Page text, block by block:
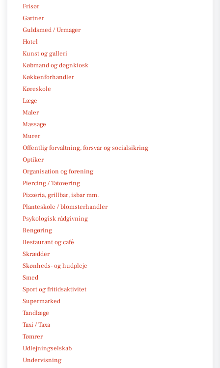
Frisør
Gartner
Guldsmed / Urmager
Hotel
Kunst og galleri
Købmand og døgnkiosk
Køkkenforhandler
Køreskole
Læge
Maler
Massage
Murer
Offentlig forvaltning, forsvar og socialsikring
Optiker
Organisation og forening
Piercing / Tatovering
Pizzeria, grillbar, isbar mm.
Planteskole / blomsterhandler
Psykologisk rådgivning
Rengøring
Restaurant og café
Skrædder
Skønheds- og hudpleje
Smed
Sport og fritidsaktivitet
Supermarked
Tandlæge
Taxi / Taxa
Tømrer
Udlejningselskab
Undervisning